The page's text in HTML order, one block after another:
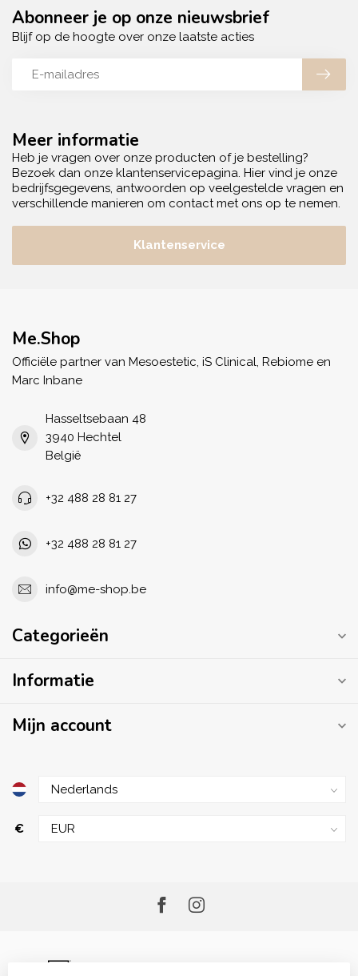
Meer informatie
Heb je vragen over onze producten of je bestelling?
Bezoek dan onze klantenservicepagina. Hier vind je onze
bedrijfsgegevens, antwoorden op veelgestelde vragen en
verschillende manieren om contact met ons op te nemen.
Klantenservice
Abonneer je op onze nieuwsbrief
Blijf op de hoogte over onze laatste acties
Me.Shop
Officiële partner van Mesoestetic, iS Clinical, Rebiome en
Marc Inbane
Hasseltsebaan 48
3940 Hechtel
België
+32 488 28 81 27
+32 488 28 81 27
info@me-shop.be
Categorieën
Informatie
Mijn account
€